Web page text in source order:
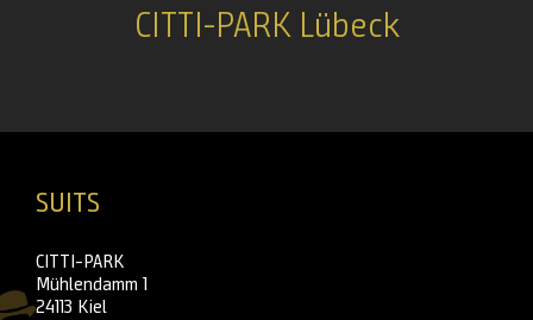
CITTI-PARK Lübeck
SUITS
CITTI-PARK
Mühlendamm 1
24113 Kiel